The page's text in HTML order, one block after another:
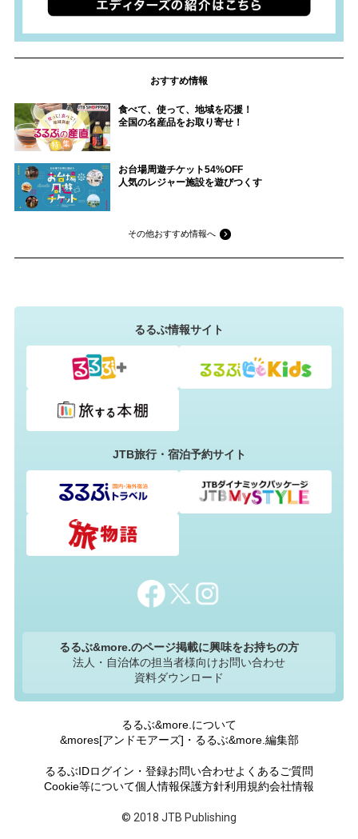
おすすめ情報
食べて、使って、地域を応援！
全国の名産品をお取り寄せ！
お台場周遊チケット54%OFF
人気のレジャー施設を遊びつくす
その他おすすめ情報へ
るるぶ情報サイト
JTB旅行・宿泊予約サイト
るるぶ&more.のページ掲載に興味をお持ちの方
法人・自治体の担当者様向けお問い合わせ
資料ダウンロード
るるぶ&more.について
&mores[アンドモアーズ]・るるぶ&more.編集部
るるぶIDログイン・登録お問い合わせよくあるご質問
Cookie等について個人情報保護方針利用規約会社情報
© 2018 JTB Publishing